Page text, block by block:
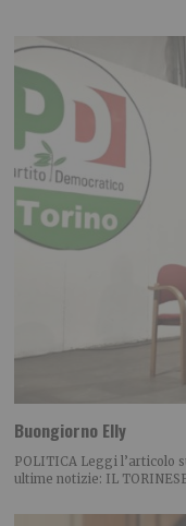
Buongiorno Elly
POLITICA Leggi l’articolo
ultime notizie: IL